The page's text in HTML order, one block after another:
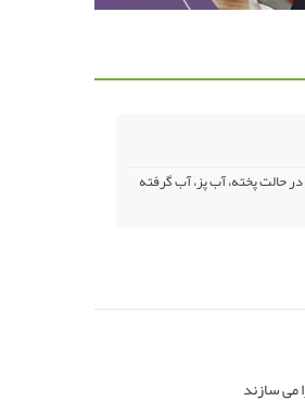
آب گرفته شده، با نمک 15 کیلو کالری و در حالت خام 17 کیلو کالری و در حالت پخته، آب پز، آب گرفته
می سازند